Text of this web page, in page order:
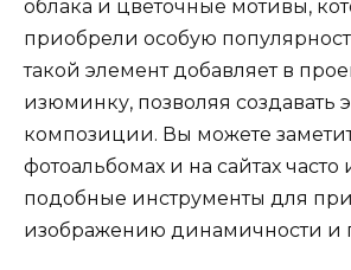
облака и цветочные мотивы,
приобрели особую
такой элемент добавляет в
изюминку, позволяя создавать
композиции. Вы можете
фотоальбомах и на сайтах часто
подобные инструменты для
изображению динамичности и